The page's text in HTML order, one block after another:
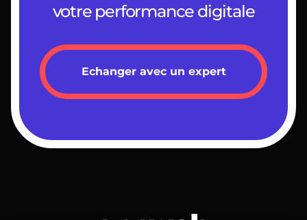
votre performance digitale
Echanger avec un expert